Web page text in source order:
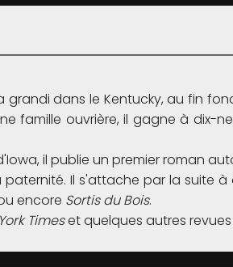
dans le Kentucky, au fin
famille ouvrière, il gagne à dix-
il publie un premier roman
Il s'attache par la suite
encore Sortis du Bois.
Timeset quelques autres